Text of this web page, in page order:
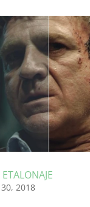
30, 2018